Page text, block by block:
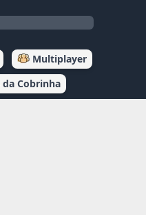
Multiplayer
da Cobrinha